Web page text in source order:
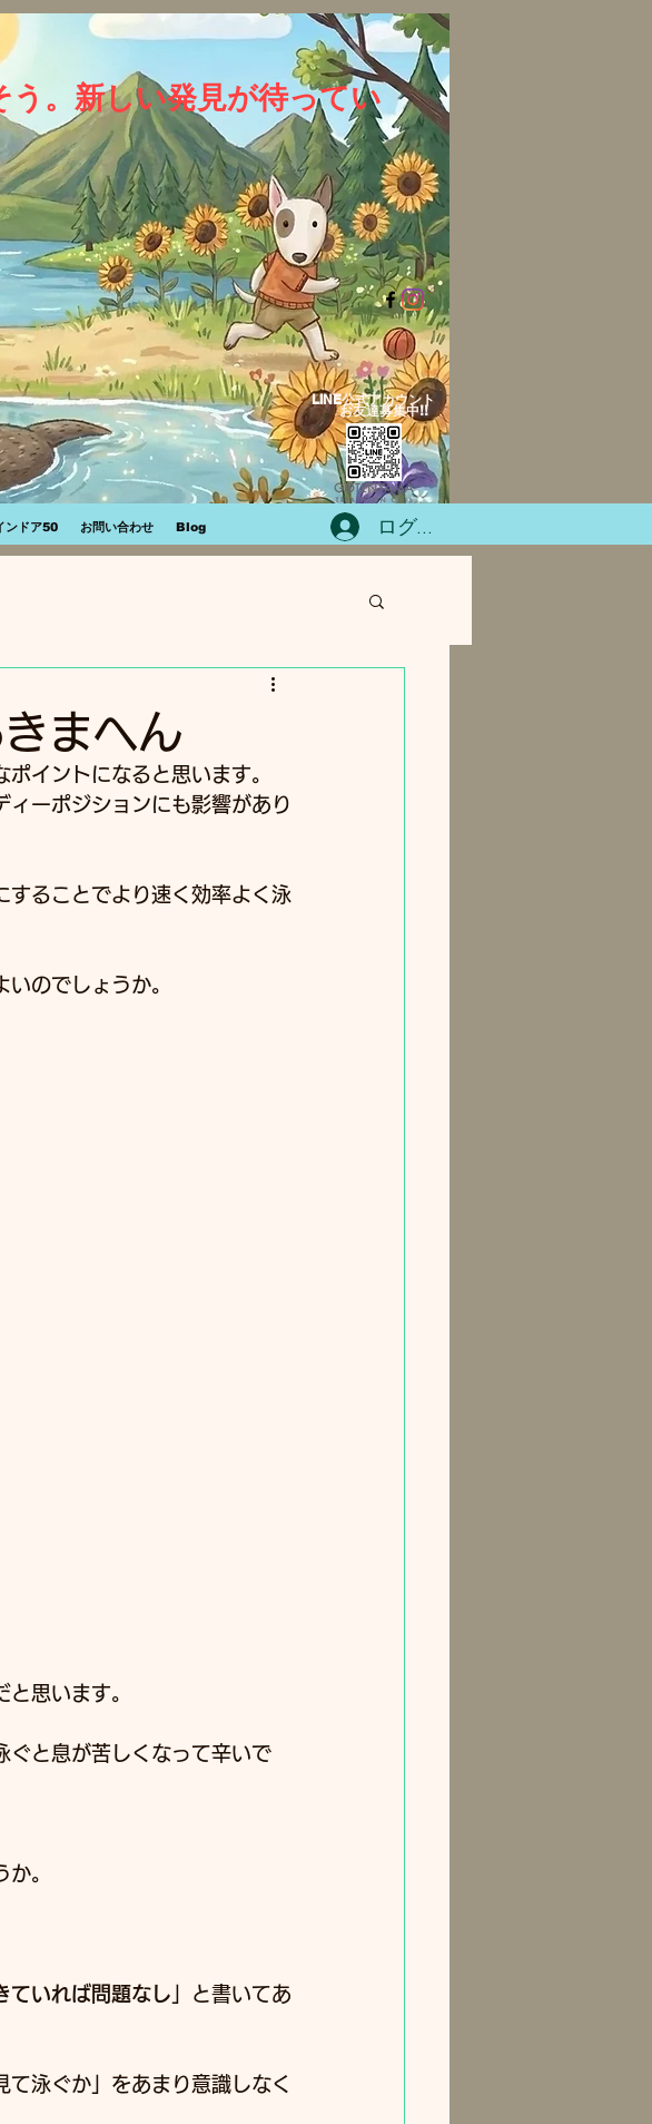
う。新しい発見が待ってい
LINE公式アカウント​
お友達募集中!!
ドア50 お問い合わせ Blog ログイン
まへん
イントになると思います。
ーポジションにも影響があり
することでより速く効率よく泳
のでしょうか。
思います。
ぐと息が苦しくなって辛いで
。
ていれば問題なし 」と書いてあ
泳ぐか」をあまり意識しなく